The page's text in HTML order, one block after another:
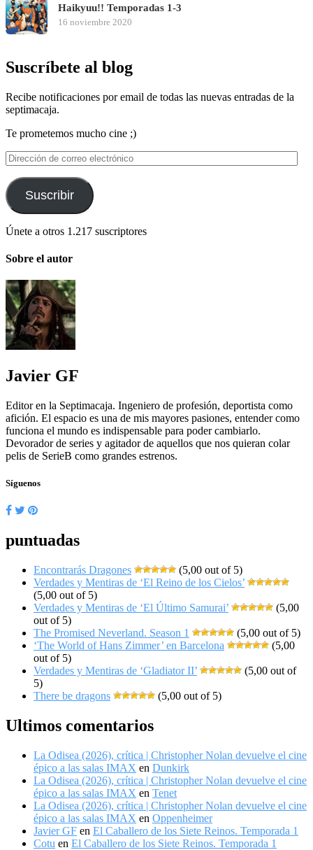
Haikyuu!! Temporadas 1-3
16 noviembre 2020
Suscríbete al blog
Recibe notificaciones por email de todas las nuevas entradas de la
septimacaja.
Te prometemos mucho cine ;)
Dirección
de
correo
electrónico
Suscribir
Únete a otros 1.217 suscriptores
Sobre el autor
Javier GF
Editor en la Septimacaja. Ingeniero de profesión, deportista como
afición. El espacio es una de mis mayores pasiones, entender como
funciona el mundo es indispensable para poder cambiarlo.
Devorador de series y agitador de aquellos que nos quieran colar
pelis de SerieB como grandes estrenos.
Síguenos
puntuadas
Encontrarás Dragones
(5,00 out of 5)
Verdades y Mentiras de ‘El Reino de los Cielos’
(5,00 out of 5)
Verdades y Mentiras de ‘El Último Samurai’
(5,00
out of 5)
The Promised Neverland. Season 1
(5,00 out of 5)
‘The World of Hans Zimmer’ en Barcelona
(5,00
out of 5)
Verdades y Mentiras de ‘Gladiator II’
(5,00 out of
5)
There be dragons
(5,00 out of 5)
Ultimos comentarios
La Odisea (2026), crítica | Christopher Nolan devuelve el cine
épico a las salas IMAX en Dunkirk
La Odisea (2026), crítica | Christopher Nolan devuelve el cine
épico a las salas IMAX en Tenet
La Odisea (2026), crítica | Christopher Nolan devuelve el cine
épico a las salas IMAX en Oppenheimer
Javier GF en El Caballero de los Siete Reinos. Temporada 1
Cotu en El Caballero de los Siete Reinos. Temporada 1